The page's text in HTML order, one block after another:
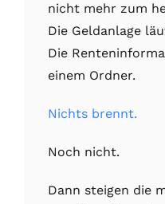
nicht mehr zum
Die Geldanlage
Die
einem Ordner.
Nichts brennt.
Noch nicht.
Dann steigen die